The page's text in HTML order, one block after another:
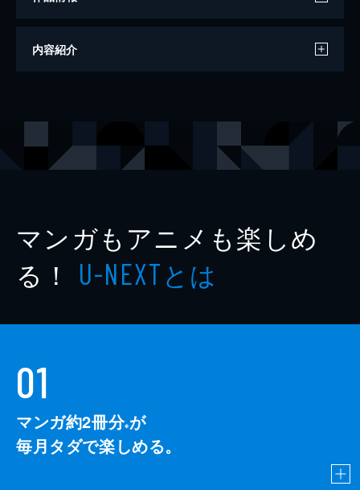
著者
内容紹介
マンガもアニメも楽しめ
る！ U-NEXTとは
01
マンガ約2冊分※が
毎月タダで楽しめる。